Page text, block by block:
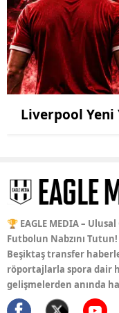
Liverpool Yeni
🏆 EAGLE MEDIA –
Futbolun Nabzını
Beşiktaş transfer
röportajlarla spora dair
gelişmelerden anında